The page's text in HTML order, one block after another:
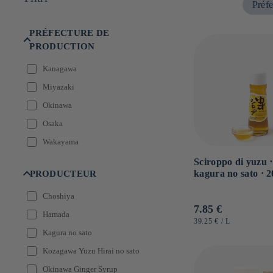
:
PRÉFECTURE DE
PRODUCTION
Kanagawa
Miyazaki
Okinawa
Osaka
Wakayama
PRODUCTEUR
Choshiya
Hamada
Kagura no sato
Kozagawa Yuzu Hirai no sato
Okinawa Ginger Syrup
Sciroppo di yuzu ⋅
kagura no sato ⋅
Prezzo
di
7.85 €
PREZZO
39.25 € / PER
L